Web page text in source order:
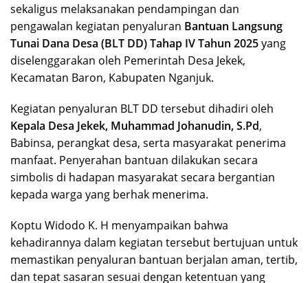
sekaligus melaksanakan pendampingan dan
pengawalan kegiatan penyaluran Bantuan Langsung
Tunai Dana Desa (BLT DD) Tahap IV Tahun 2025yang
diselenggarakan oleh Pemerintah Desa Jekek,
Kecamatan Baron, Kabupaten Nganjuk.
Kegiatan penyaluran BLT DD tersebut dihadiri oleh
Kepala Desa Jekek, Muhammad Johanudin, S.Pd,
Babinsa, perangkat desa, serta masyarakat penerima
manfaat. Penyerahan bantuan dilakukan secara
simbolis di hadapan masyarakat secara bergantian
kepada warga yang berhak menerima.
Koptu Widodo K. H menyampaikan bahwa
kehadirannya dalam kegiatan tersebut bertujuan untuk
memastikan penyaluran bantuan berjalan aman, tertib,
dan tepat sasaran sesuai dengan ketentuan yang